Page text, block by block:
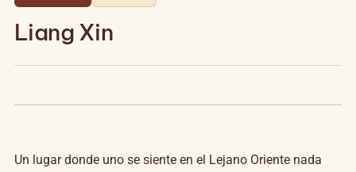
Liang Xin
Un lugar donde uno se siente en el Lejano Oriente nada